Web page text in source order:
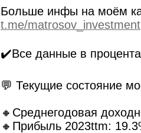
Больше инфы на моём
t.me/matrosov_investment
✔️Все данные в
💬 Текущие состояние
🔸Среднегодовая
🔸Прибыль 2023ttm: